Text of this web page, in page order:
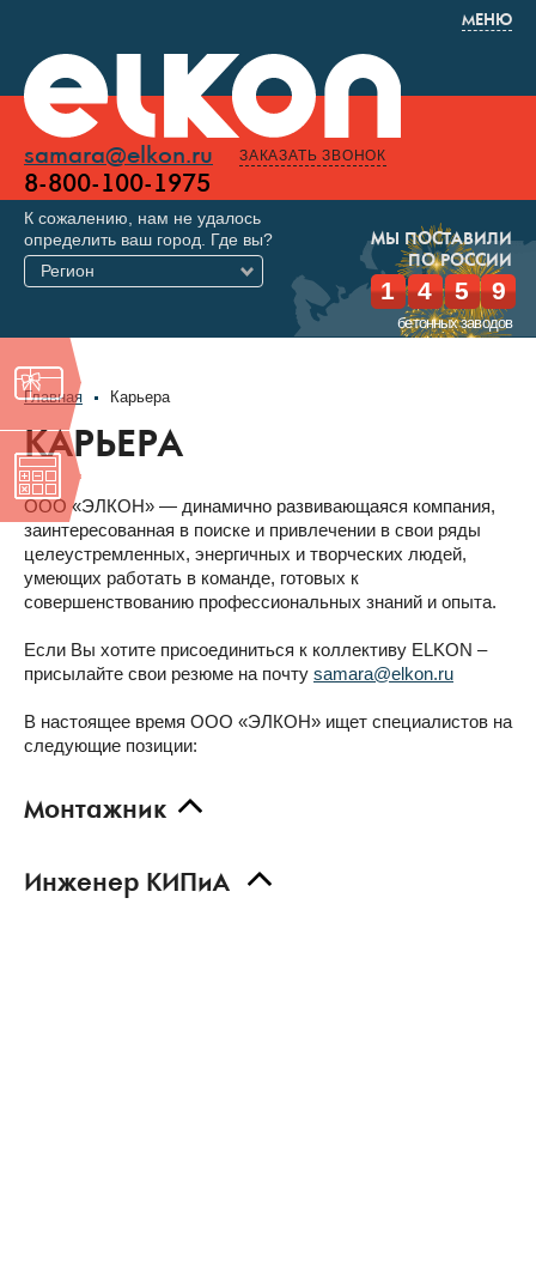
МЕНЮ
samara@elkon.ru
8-800-100-1975
ЗАКАЗАТЬ ЗВОНОК
МЫ ПОСТАВИЛИ
ПО РОССИИ
1 4 5 9
бетонных заводов
К сожалению, нам не удалось
определить ваш город. Где вы?
Регион
Главная Карьера
КАРЬЕРА
ООО «ЭЛКОН» — динамично развивающаяся компания,
заинтересованная в поиске и привлечении в свои ряды
целеустремленных, энергичных и творческих людей,
умеющих работать в команде, готовых к
совершенствованию профессиональных знаний и опыта.
Если Вы хотите присоединиться к коллективу ELKON –
присылайте свои резюме на почту samara@elkon.ru
В настоящее время ООО «ЭЛКОН» ищет специалистов на
следующие позиции:
Монтажник
Инженер КИПиА